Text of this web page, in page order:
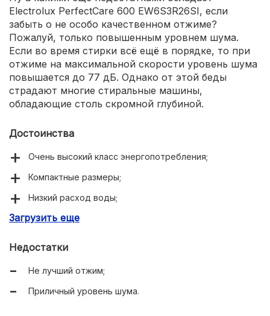
Electrolux PerfectCare 600 EW6S3R26SI, если
забыть о не особо качественном отжиме?
Пожалуй, только повышенным уровнем шума.
Если во время стирки всё ещё в порядке, то при
отжиме на максимальной скорости уровень шума
повышается до 77 дБ. Однако от этой беды
страдают многие стиральные машины,
обладающие столь скромной глубиной.
Достоинства
Очень высокий класс энергопотребления;
Компактные размеры;
Низкий расход воды;
Есть защита от детей и протечек воды;
режимов;
Не забыт таймер отсрочки начала стирки;
Большая при таких размерах вместительность.
Загрузить еще
Недостатки
Не лучший отжим;
Приличный уровень шума.